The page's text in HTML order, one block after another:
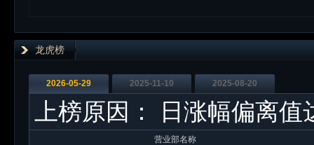
龙虎榜
2026-05-29 2025-11-10 2025-08-20
上榜原因： 日涨幅偏离值
营业部名称